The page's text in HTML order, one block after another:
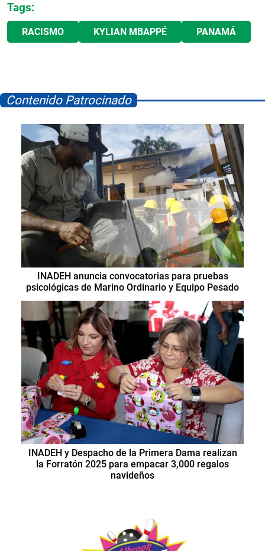
Tags:
RACISMO KYLIAN MBAPPÉ PANAMÁ
Contenido Patrocinado
INADEH anuncia convocatorias para pruebas
psicológicas de Marino Ordinario y Equipo Pesado
INADEH y Despacho de la Primera Dama realizan
la Forratón 2025 para empacar 3,000 regalos
navideños